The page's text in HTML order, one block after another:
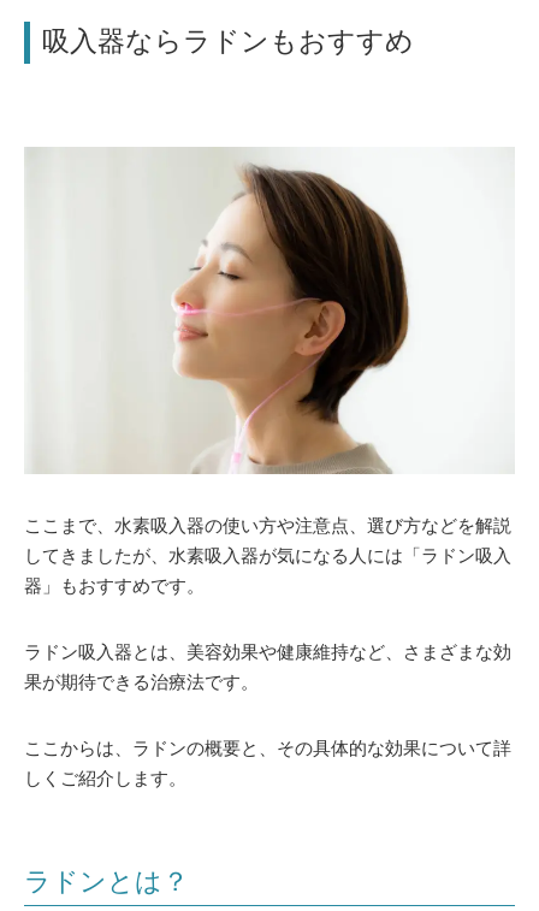
吸入器ならラドンもおすすめ
ここまで、水素吸入器の使い方や注意点、選び方などを解説
してきましたが、水素吸入器が気になる人には「ラドン吸入
器」もおすすめです。
ラドン吸入器とは、美容効果や健康維持など、さまざまな効
果が期待できる治療法です。
ここからは、ラドンの概要と、その具体的な効果について詳
しくご紹介します。
ラドンとは？